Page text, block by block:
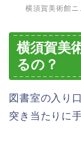
横須賀美術館
横須賀美
るの？
図書室の入り
突き当たりに